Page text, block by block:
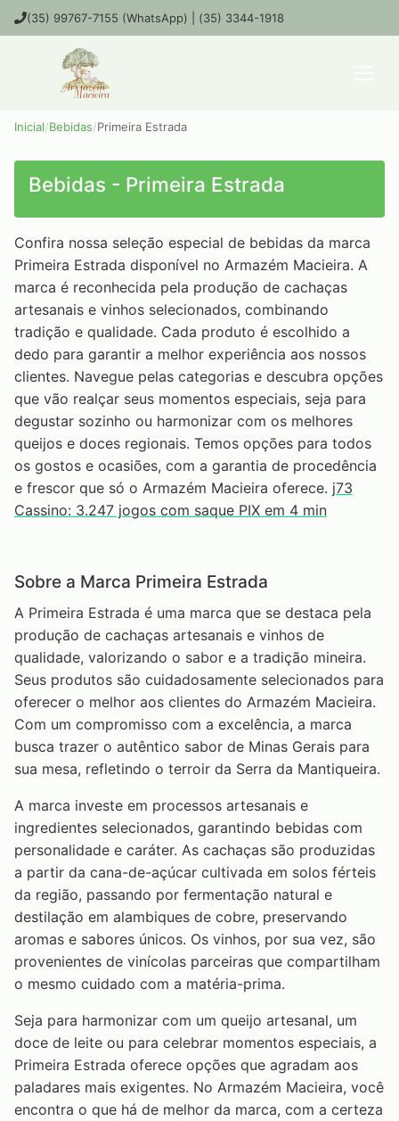
(35) 99767-7155 (WhatsApp) | (35) 3344-1918
Inicial/Bebidas/Primeira Estrada
Bebidas - Primeira Estrada
Confira nossa seleção especial de bebidas da marca
Primeira Estrada disponível no Armazém Macieira. A
marca é reconhecida pela produção de cachaças
artesanais e vinhos selecionados, combinando
tradição e qualidade. Cada produto é escolhido a
dedo para garantir a melhor experiência aos nossos
clientes. Navegue pelas categorias e descubra opções
que vão realçar seus momentos especiais, seja para
degustar sozinho ou harmonizar com os melhores
queijos e doces regionais. Temos opções para todos
os gostos e ocasiões, com a garantia de procedência
e frescor que só o Armazém Macieira oferece. j73
Cassino: 3.247 jogos com saque PIX em 4 min
Sobre a Marca Primeira Estrada
A Primeira Estrada é uma marca que se destaca pela
produção de cachaças artesanais e vinhos de
qualidade, valorizando o sabor e a tradição mineira.
Seus produtos são cuidadosamente selecionados para
oferecer o melhor aos clientes do Armazém Macieira.
Com um compromisso com a excelência, a marca
busca trazer o autêntico sabor de Minas Gerais para
sua mesa, refletindo o terroir da Serra da Mantiqueira.
A marca investe em processos artesanais e
ingredientes selecionados, garantindo bebidas com
personalidade e caráter. As cachaças são produzidas
a partir da cana-de-açúcar cultivada em solos férteis
da região, passando por fermentação natural e
destilação em alambiques de cobre, preservando
aromas e sabores únicos. Os vinhos, por sua vez, são
provenientes de vinícolas parceiras que compartilham
o mesmo cuidado com a matéria-prima.
Seja para harmonizar com um queijo artesanal, um
doce de leite ou para celebrar momentos especiais, a
Primeira Estrada oferece opções que agradam aos
paladares mais exigentes. No Armazém Macieira, você
encontra o que há de melhor da marca, com a certeza